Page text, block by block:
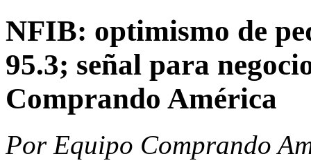
NFIB: optimismo de
95.3; señal para
Comprando América
Por Equipo Comprando